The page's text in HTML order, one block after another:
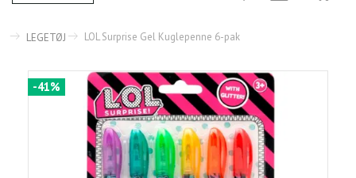
LEGETØJ LOL Surprise Gel Kuglepenne 6-pak
-41%